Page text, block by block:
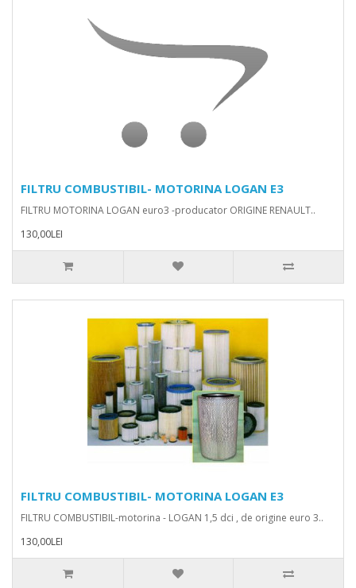
FILTRU COMBUSTIBIL- MOTORINA LOGAN E3
FILTRU MOTORINA LOGAN euro3 -producator ORIGINE RENAULT..
130,00LEI
FILTRU COMBUSTIBIL- MOTORINA LOGAN E3
FILTRU COMBUSTIBIL-motorina - LOGAN 1,5 dci , de origine euro 3..
130,00LEI